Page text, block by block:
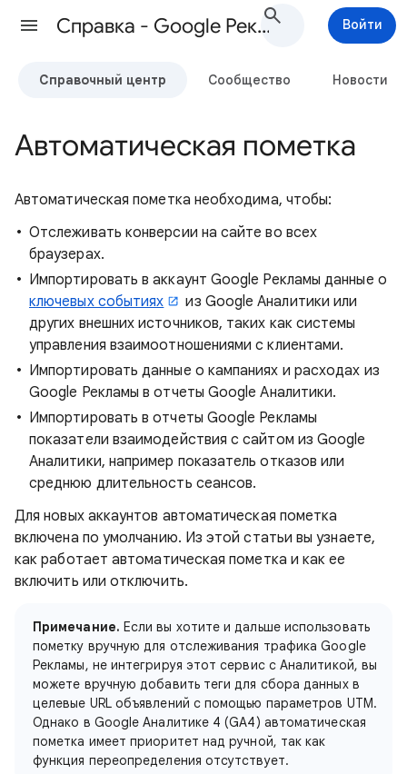
Cправка - Google Реклама Войти
Справочный центр Сообщество Новости
Автоматическая пометка
Автоматическая пометка необходима, чтобы:
Отслеживать конверсии на сайте во всех
браузерах.
Импортировать в аккаунт Google Рекламы данные о
ключевых событиях
из Google Аналитики или
других внешних источников, таких как системы
управления взаимоотношениями с клиентами.
Импортировать данные о кампаниях и расходах из
Google Рекламы в отчеты Google Аналитики.
Импортировать в отчеты Google Рекламы
показатели взаимодействия с сайтом из Google
Аналитики, например показатель отказов или
среднюю длительность сеансов.
Для новых аккаунтов автоматическая пометка
включена по умолчанию. Из этой статьи вы узнаете,
как работает автоматическая пометка и как ее
включить или отключить.
Примечание. Если вы хотите и дальше использовать
пометку вручную для отслеживания трафика Google
Рекламы, не интегрируя этот сервис с Аналитикой, вы
можете вручную добавить теги для сбора данных в
целевые URL объявлений с помощью параметров UTM.
Однако в Google Аналитике 4 (GA4) автоматическая
пометка имеет приоритет над ручной, так как
функция переопределения отсутствует.